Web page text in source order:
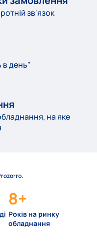
зв'язок
в день"
на яке
8+
Років на ринку
обладнання